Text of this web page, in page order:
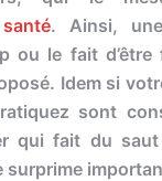
. Ainsi,
ou le fait
Idem si
sont
qui fait du
surprime